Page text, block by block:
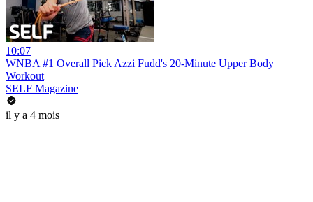
10:07
WNBA #1 Overall Pick Azzi Fudd's 20-Minute Upper Body
Workout
SELF Magazine
il y a 4 mois